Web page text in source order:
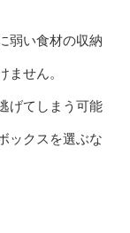
弱い食材の収納
ません。
げてしまう可能
ックスを選ぶな